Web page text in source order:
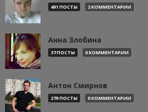
491 ПОСТЫ 2 КОММЕНТАРИИ
Анна Злобина
37 ПОСТЫ 0 КОММЕНТАРИИ
Антон Смирнов
279 ПОСТЫ 0 КОММЕНТАРИИ